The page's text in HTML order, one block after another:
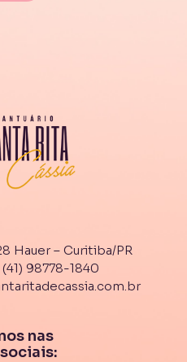
Hauer – Curitiba/PR
(41) 98778-1840
nas